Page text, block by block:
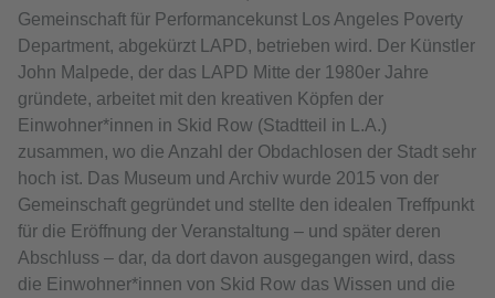
Gemeinschaft für Performancekunst Los Angeles Poverty
Department, abgekürzt LAPD, betrieben wird. Der Künstler
John Malpede, der das LAPD Mitte der 1980er Jahre
gründete, arbeitet mit den kreativen Köpfen der
Einwohner*innen in Skid Row (Stadtteil in L.A.)
zusammen, wo die Anzahl der Obdachlosen der Stadt sehr
hoch ist. Das Museum und Archiv wurde 2015 von der
Gemeinschaft gegründet und stellte den idealen Treffpunkt
für die Eröffnung der Veranstaltung – und später deren
Abschluss – dar, da dort davon ausgegangen wird, dass
die Einwohner*innen von Skid Row das Wissen und die